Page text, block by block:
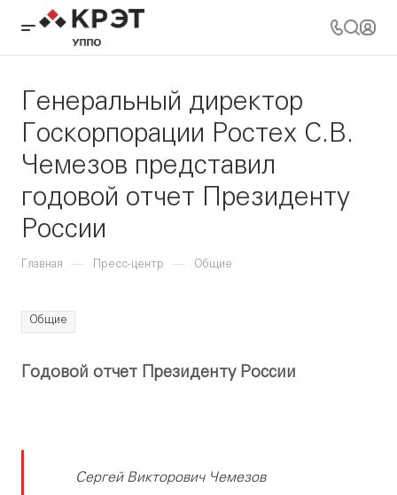
Генеральный директор
Госкорпорации Ростех С.В.
Чемезов представил
годовой отчет Президенту
России
Главная — Пресс-центр — Общие
Общие
Годовой отчет Президенту России
Сергей Викторович Чемезов